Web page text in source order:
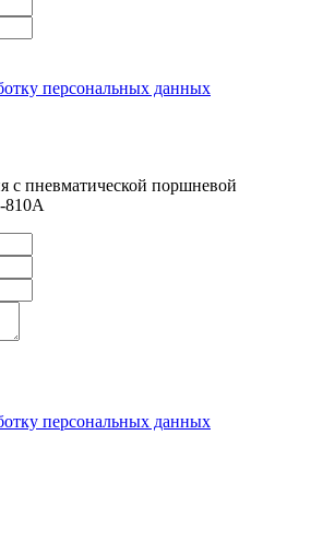
персональных данных
с пневматической поршневой
810A
персональных данных